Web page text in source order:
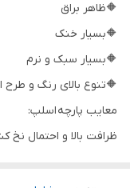
🔶ظاهر براق
🔶بسیار خنک
🔶بسیار سبک و نرم
🔶تنوع بالای رنگ و طرح
معایب پارچه اسلپ:
ظرافت بالا و احتمال